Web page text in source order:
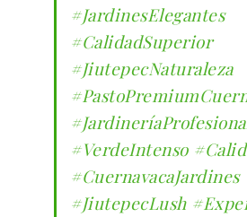
#JardinesElegantes
#CalidadSuperior
#JiutepecNaturaleza
#VerdeIntenso
#CuernavacaJardines
#JiutepecLush